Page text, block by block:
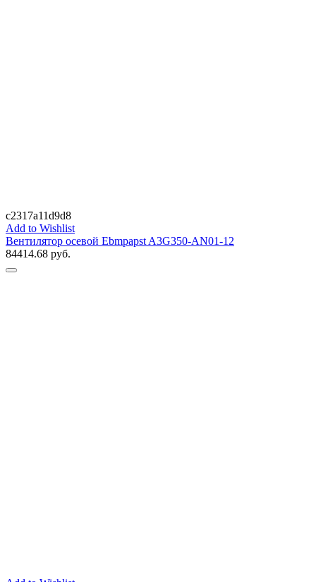
c2317a11d9d8
Add to Wishlist
Вентилятор осевой Ebmpapst A3G350-AN01-12
84414.68 руб.